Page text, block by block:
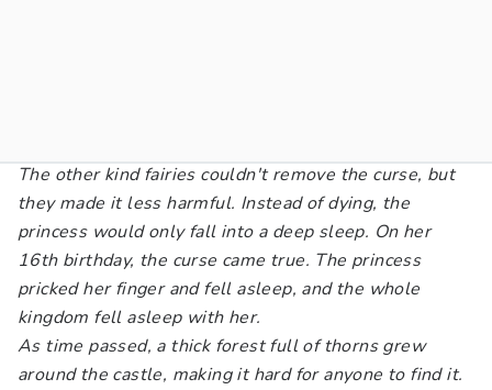
The other kind fairies couldn't remove the curse, but
they made it less harmful. Instead of dying, the
princess would only fall into a deep sleep. On her
16th birthday, the curse came true. The princess
pricked her finger and fell asleep, and the whole
kingdom fell asleep with her.
As time passed, a thick forest full of thorns grew
around the castle, making it hard for anyone to find it.